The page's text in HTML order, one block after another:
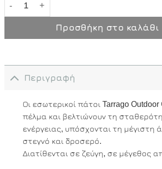
Προσθήκη στο καλάθι
Περιγραφή
Οι εσωτερικοί πάτοι Tarrago
πέλμα και βελτιώνουν τη
ενέργειας, υπόσχονται τη μέγιστη
στεγνό και δροσερό.
Διατίθενται σε ζεύγη, σε μέγεθος